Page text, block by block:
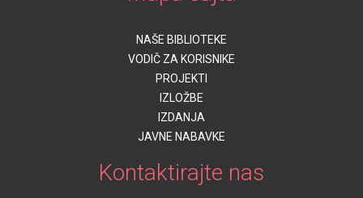
NAŠE BIBLIOTEKE
VODIČ ZA KORISNIKE
PROJEKTI
IZLOŽBE
IZDANJA
JAVNE NABAVKE
Kontaktirajte nas